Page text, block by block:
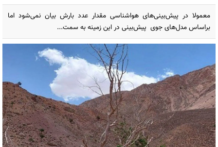
معمولا در پیش‌بینی‌های هواشناسی مقدار عدد بارش بیان نمی‌شود اما
براساس مدل‌های جوی پیش‌بینی در این زمینه به سمت...